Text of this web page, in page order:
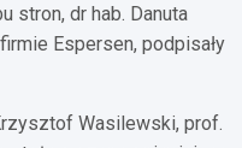
stron, dr hab. Danuta
Espersen, podpisały
Wasilewski, prof.